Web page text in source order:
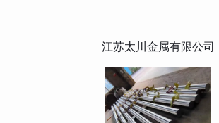
江苏太川金属有限公司